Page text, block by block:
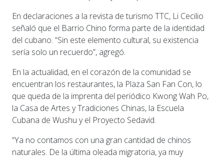
En declaraciones a la revista de turismo TTC, Li Cecilio
señaló que el Barrio Chino forma parte de la identidad
del cubano. “Sin este elemento cultural, su existencia
sería solo un recuerdo”, agregó.
En la actualidad, en el corazón de la comunidad se
encuentran los restaurantes, la Plaza San Fan Con, lo
que queda de la imprenta del periódico Kwong Wah Po,
la Casa de Artes y Tradiciones Chinas, la Escuela
Cubana de Wushu y el Proyecto Sedavid.
“Ya no contamos con una gran cantidad de chinos
naturales. De la última oleada migratoria, ya muy